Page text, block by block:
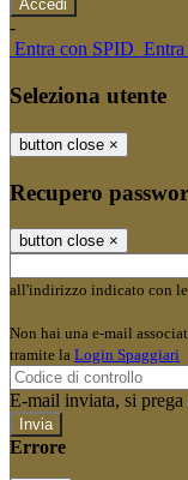
-
Entra con SPID
Seleziona utente
button close ×
Recupero
button close ×
all'indirizzo indicato con
Non hai una e-mail
tramite la Login Spaggiari
E-mail inviata, si
Errore